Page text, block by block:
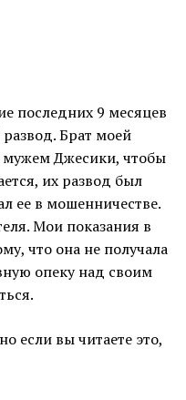
последних 9 месяцев
Брат моей
мужем Джесики, чтобы
их развод был
ее в мошенничестве.
Мои показания в
что она не получала
опеку над своим
если вы читаете это,